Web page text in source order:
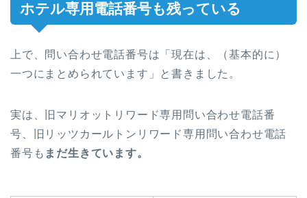
ホテル専用電話番号も残っている
上で、問い合わせ電話番号は「現在は、（基本的に）
一つにまとめられています」と書きました。
実は、旧マリオットリワード専用問い合わせ電話番
号、旧リッツカールトンリワード専用問い合わせ電話
番号も まだ生きています。